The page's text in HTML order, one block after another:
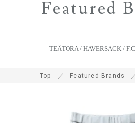
Featured
TEÄTORA / HAVERSACK /
Top Featured Brands